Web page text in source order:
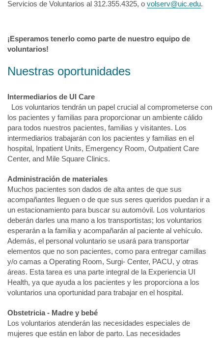
Servicios de Voluntarios al 312.355.4325, o volserv@uic.edu.
¡Esperamos tenerlo como parte de nuestro equipo de
voluntarios!
Nuestras oportunidades
Intermediarios de UI Care
Los voluntarios tendrán un papel crucial al comprometerse con
los pacientes y familias para proporcionar un ambiente cálido
para todos nuestros pacientes, familias y visitantes. Los
intermediarios trabajarán con los pacientes y familias en el
hospital, Inpatient Units, Emergency Room, Outpatient Care
Center, and Mile Square Clinics.
Administración de materiales
Muchos pacientes son dados de alta antes de que sus
acompañantes lleguen o de que sus seres queridos puedan ir a
un estacionamiento para buscar su automóvil. Los voluntarios
deberán darles una mano a los transportistas; los voluntarios
esperarán a la familia y acompañarán al paciente al vehículo.
Además, el personal voluntario se usará para transportar
elementos que no son pacientes, como para entregar camillas
y/o camas a Operating Room, Surgi- Center, PACU, y otras
áreas. Esta tarea es una parte integral de la Experiencia UI
Health, ya que ayuda a los pacientes y les proporciona a los
voluntarios una oportunidad para trabajar en el hospital.
Obstetricia - Madre y bebé
Los voluntarios atenderán las necesidades especiales de
mujeres que están en labor de parto. Las necesidades